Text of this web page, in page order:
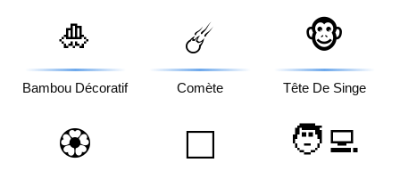
🎍
Bambou Décoratif
☄️
Comète
🐵
Tête De Singe
🏵️ ⬜ 🧑‍💻